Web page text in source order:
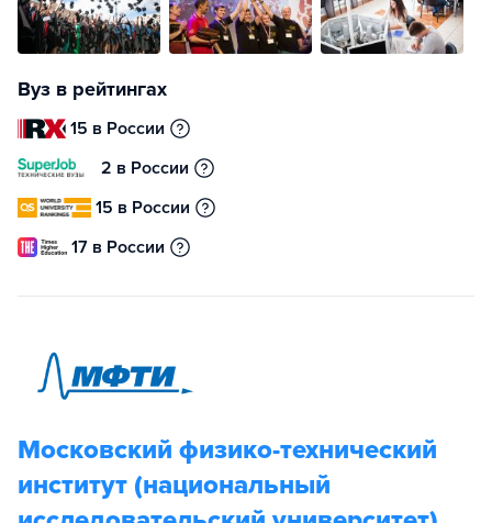
Вуз в рейтингах
15 в России
2 в России
15 в России
17 в России
Московский физико-технический
институт (национальный